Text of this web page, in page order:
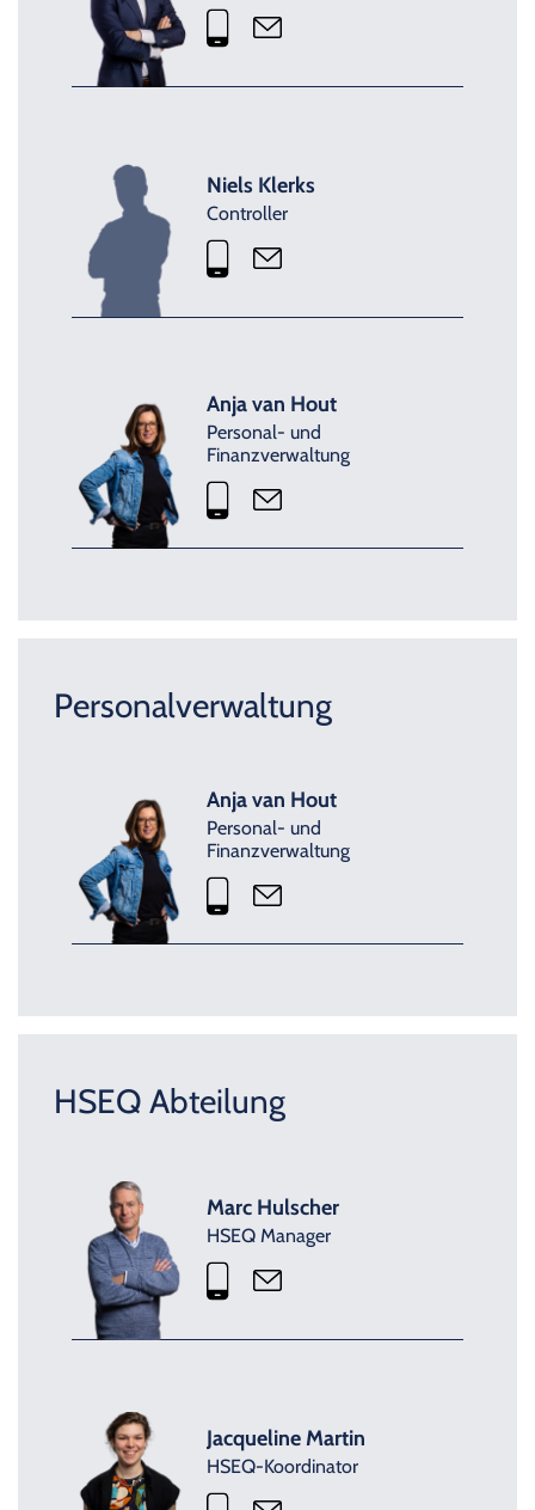
Niels Klerks
Controller
Anja van Hout
Personal- und
Finanzverwaltung
Personalverwaltung
Anja van Hout
Personal- und
Finanzverwaltung
HSEQ Abteilung
Marc Hulscher
HSEQ Manager
Jacqueline Martin
HSEQ-Koordinator